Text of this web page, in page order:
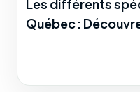
Les différents
Québec :